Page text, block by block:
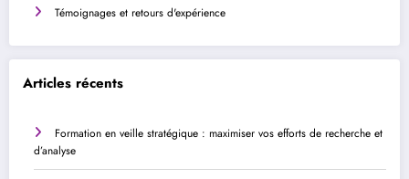
Témoignages et retours d'expérience
Articles récents
Formation en veille stratégique : maximiser vos efforts de recherche et
d’analyse